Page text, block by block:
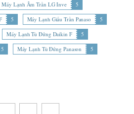
Máy Lạnh Âm Trần LG Inve
5
5 Máy Lạnh Giấu Trần Panaso
5
Máy Lạnh Tủ Đứng Daikin F
5
5 Máy Lạnh Tủ Đứng Panason 5